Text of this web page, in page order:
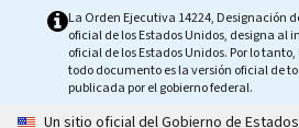
La Orden Ejecutiva 14224, Designación
oficial de los Estados Unidos, designa al
oficial de los Estados Unidos. Por lo
todo documento es la versión oficial de
publicada por el gobierno federal.
Un sitio oficial del Gobierno de